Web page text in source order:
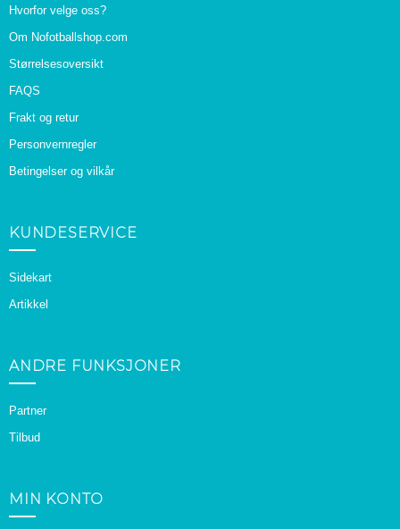
Hvorfor velge oss?
Om Nofotballshop.com
Størrelsesoversikt
FAQS
Frakt og retur
Personvernregler
Betingelser og vilkår
KUNDESERVICE
Sidekart
Artikkel
ANDRE FUNKSJONER
Partner
Tilbud
MIN KONTO